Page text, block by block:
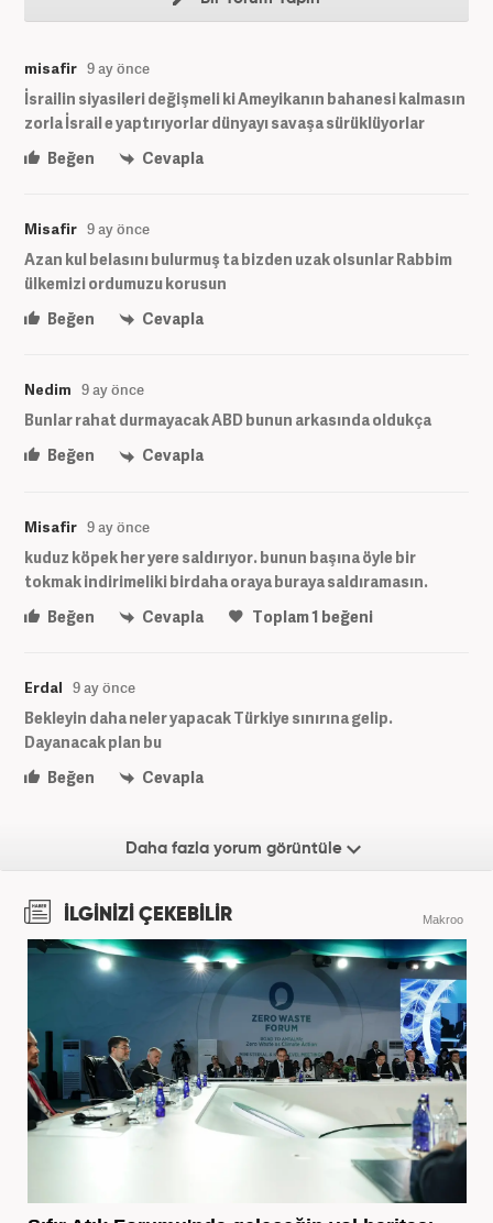
misafir 9 ay önce
İsrailin siyasileri değişmeli ki Ameyikanın bahanesi kalmasın
zorla İsrail e yaptırıyorlar dünyayı savaşa sürüklüyorlar
Beğen
Cevapla
Misafir 9 ay önce
Azan kul belasını bulurmuş ta bizden uzak olsunlar Rabbim
ülkemizi ordumuzu korusun
Beğen
Cevapla
Nedim 9 ay önce
Bunlar rahat durmayacak ABD bunun arkasında oldukça
Beğen
Cevapla
Misafir 9 ay önce
kuduz köpek her yere saldırıyor. bunun başına öyle bir
tokmak indirimeliki birdaha oraya buraya saldıramasın.
Beğen
Cevapla Toplam1 beğeni
Erdal 9 ay önce
Bekleyin daha neler yapacak Türkiye sınırına gelip.
Dayanacak plan bu
Beğen
Cevapla
Daha fazla yorum görüntüle
İLGİNİZİ ÇEKEBİLİR Makroo